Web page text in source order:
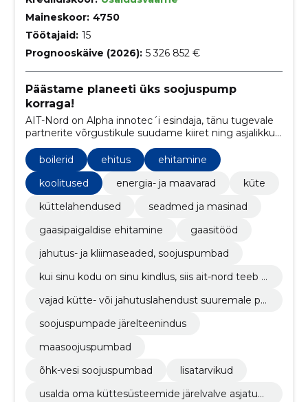
Maineskoor: 4750
Töötajaid: 15
Prognooskäive (2026): 5 326 852 €
Päästame planeeti üks soojuspump
korraga!
AIT-Nord on Alpha innotec´i esindaja, tänu tugevale
partnerite võrgustikule suudame kiiret ning asjalikku
teenindust võimaldada üle kogu Eesti
boilerid
ehitus
ehitamine
koolitused
energia- ja maavarad
küte
küttelahendused
seadmed ja masinad
gaasipaigaldise ehitamine
gaasitööd
jahutus- ja kliimaseaded, soojuspumbad
kui sinu kodu on sinu kindlus, siis ait-nord teeb s
laiemat valikut kaasaegseid soojuspumpasid (m
vajad kütte- või jahutuslahendust suuremale pr
on vajalik tehniline know-how ning kogemus ol
soojuspumpade järelteenindus
maasoojuspumbad
õhk-vesi soojuspumbad
lisatarvikud
usalda oma küttesüsteemide järelvalve asjatun